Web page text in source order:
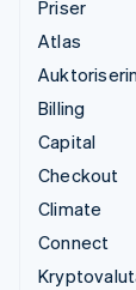
Priser
Atlas
Billing
Capital
Checkout
Climate
Connect